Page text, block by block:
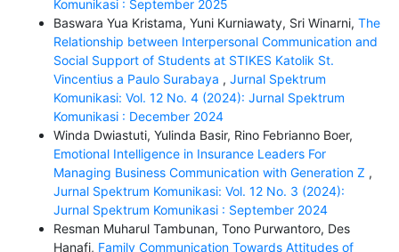
Komunikasi : September 2025
Baswara Yua Kristama, Yuni Kurniawaty, Sri Winarni, The
Relationship between Interpersonal Communication and
Social Support of Students at STIKES Katolik St.
Vincentius a Paulo Surabaya , Jurnal Spektrum
Komunikasi: Vol. 12 No. 4 (2024): Jurnal Spektrum
Komunikasi : December 2024
Winda Dwiastuti, Yulinda Basir, Rino Febrianno Boer,
Emotional Intelligence in Insurance Leaders For
Managing Business Communication with Generation Z ,
Jurnal Spektrum Komunikasi: Vol. 12 No. 3 (2024):
Jurnal Spektrum Komunikasi : September 2024
Resman Muharul Tambunan, Tono Purwantoro, Des
Hanafi, Family Communication Towards Attitudes of